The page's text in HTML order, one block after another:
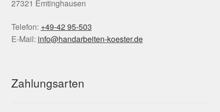
27321 Emtinghausen
Telefon: +49-42 95-503
E-Mail: info@handarbeiten-koester.de
Zahlungsarten